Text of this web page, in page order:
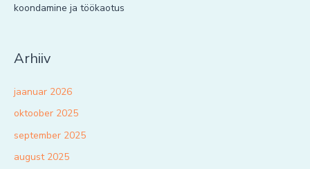
koondamine ja töökaotus
Arhiiv
jaanuar 2026
oktoober 2025
september 2025
august 2025